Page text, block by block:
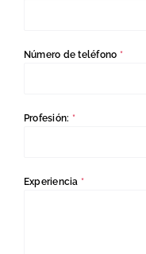
Número de teléfono *
Profesión: *
Experiencia *